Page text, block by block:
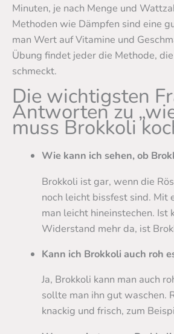
Minuten, je nach Menge und
Methoden wie Dämpfen sind eine
man Wert auf Vitamine und
Übung findet jeder die Methode,
schmeckt.
Die wichtigsten
Antworten zu
muss Brokkoli
Wie kann ich sehen, ob
Brokkoli ist gar, wenn die
noch leicht bissfest sind. Mit
man leicht hineinstechen. Ist
Widerstand mehr da, ist
Kann ich Brokkoli auch roh
Ja, Brokkoli kann man auch
sollte man ihn gut waschen.
knackig und frisch, zum